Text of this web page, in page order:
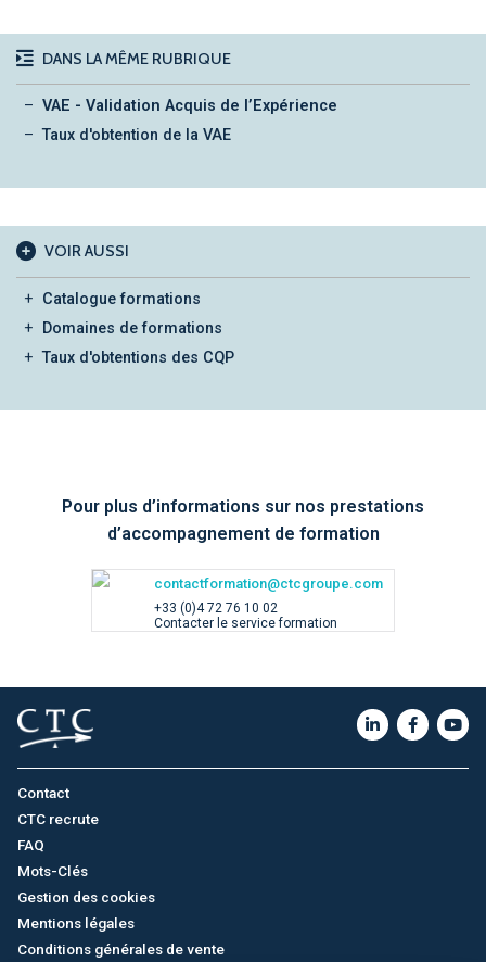
DANS LA MÊME RUBRIQUE
VAE - Validation Acquis de l’Expérience
Taux d'obtention de la VAE
VOIR AUSSI
Catalogue formations
Domaines de formations
Taux d'obtentions des CQP
Pour plus d’informations sur nos prestations
d’accompagnement de formation
contactformation@ctcgroupe.com
+33 (0)4 72 76 10 02
Contacter le service formation
Contact
CTC recrute
FAQ
Mots-Clés
Gestion des cookies
Mentions légales
Conditions générales de vente